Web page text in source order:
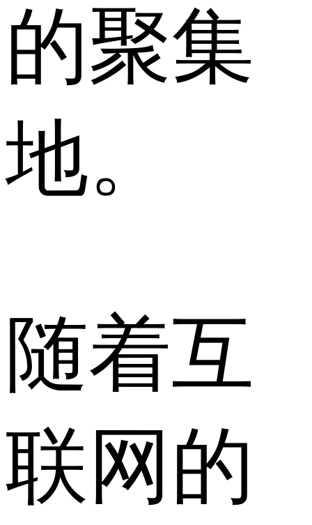
的聚集
地。
随着互
联网的